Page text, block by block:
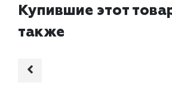
Купившие этот
также